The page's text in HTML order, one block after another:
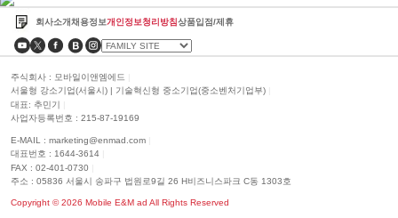
회사소개채용정보개인정보청리방침상품입점/제휴
주식회사 : 모바일이앤엠에드
서울형 강소기업(서울시) | 기술혁신형 중소기업(중소벤처기업부)
대표: 추민기
사업자등록번호 : 215-87-19169
E-MAIL : marketing@enmad.com
대표번호 : 1644-3614
FAX : 02-401-0730
주소 : 05836 서울시 송파구 법원로9길 26 H비즈니스파크 C동 1303호
Copyright ©2026 Mobile E&M ad All Rights Reserved